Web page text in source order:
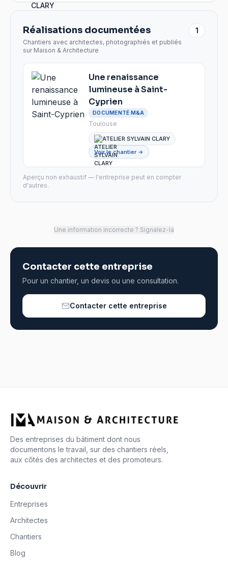
Réalisations documentées
Chantiers avec architectes, photographiés et publiés
sur Maison & Architecture
1
Une renaissance
lumineuse à Saint-
Cyprien
DOCUMENTÉ M&A
Toulouse
ATELIER SYLVAIN CLARY
Voir le chantier →
Aperçu non exhaustif — l'entreprise peut en compter
d'autres.
Une information incorrecte ? Signalez-la
Contacter cette entreprise
Pour un chantier, un devis ou une consultation.
Contacter cette entreprise
Des entreprises du bâtiment dont nous
documentons le travail, sur des chantiers réels,
aux côtés des architectes et des promoteurs.
Découvrir
Entreprises
Architectes
Chantiers
Blog